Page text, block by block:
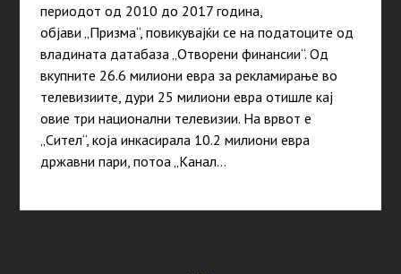
периодот од 2010 до 2017 година,
објави „Призма“, повикувајќи се на податоците од
владината датабаза „Отворени финансии“. Од
вкупните 26.6 милиони евра за рекламирање во
телевизиите, дури 25 милиони евра отишле кај
овие три национални телевизии. На врвот е
„Сител“, која инкасирала 10.2 милиони евра
државни пари, потоа „Канал…